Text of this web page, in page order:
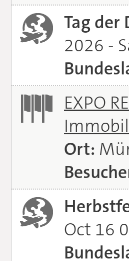
Tag der
2026 -
EXPO
Ort:
Oct 16